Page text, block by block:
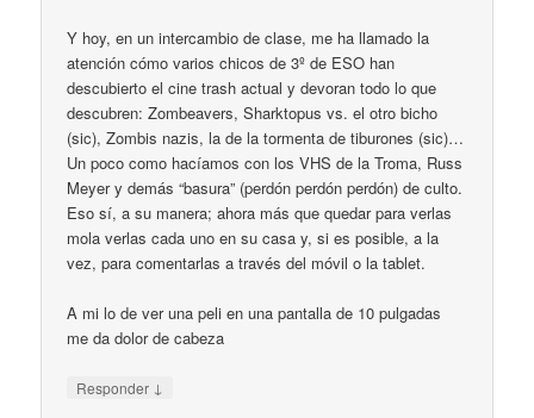
Y hoy, en un intercambio de clase, me ha llamado la
atención cómo varios chicos de 3º de ESO han
descubierto el cine trash actual y devoran todo lo que
descubren: Zombeavers, Sharktopus vs. el otro bicho
(sic), Zombis nazis, la de la tormenta de tiburones (sic)…
Un poco como hacíamos con los VHS de la Troma, Russ
Meyer y demás “basura” (perdón perdón perdón) de culto.
Eso sí, a su manera; ahora más que quedar para verlas
mola verlas cada uno en su casa y, si es posible, a la
vez, para comentarlas a través del móvil o la tablet.
A mi lo de ver una peli en una pantalla de 10 pulgadas
me da dolor de cabeza
Responder ↓